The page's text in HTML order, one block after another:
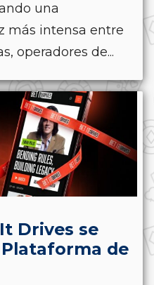
una
más intensa entre
operadores de...
Drives se
de